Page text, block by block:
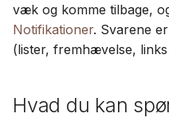
væk og komme tilbage,
Notifikationer. Svarene
(lister, fremhævelse,
Hvad du kan